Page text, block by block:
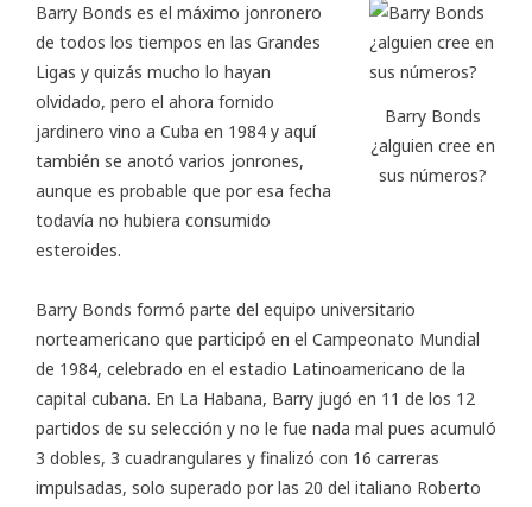
Barry Bonds
¿alguien cree en
sus números?
Barry Bonds es el máximo jonronero
de todos los tiempos en las Grandes
Ligas y quizás mucho lo hayan
olvidado, pero el ahora fornido
jardinero vino a Cuba en 1984 y aquí
también se anotó varios jonrones,
aunque es probable que por esa fecha
todavía no hubiera consumido
esteroides.
Barry Bonds formó parte del equipo universitario
norteamericano que participó en el Campeonato Mundial
de 1984, celebrado en el estadio Latinoamericano de la
capital cubana. En La Habana, Barry jugó en 11 de los 12
partidos de su selección y no le fue nada mal pues acumuló
3 dobles, 3 cuadrangulares y finalizó con 16 carreras
impulsadas, solo superado por las 20 del italiano Roberto